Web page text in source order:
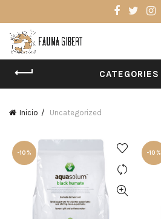
CATEGORIES
Inicio Uncategorized
-10% -10%